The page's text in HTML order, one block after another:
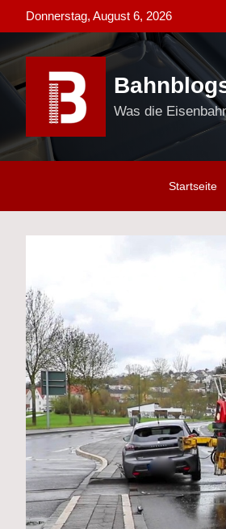
to
content
Donnerstag, August 6, 2026
Was die
Startseite